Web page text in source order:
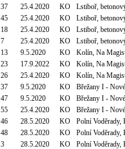
37 25.4.2020 KO
Lstiboř,
45 25.4.2020 KO
Lstiboř,
18 25.4.2020 KO
Lstiboř,
7 25.4.2020 KO
Lstiboř,
13 9.5.2020 KO
Kolín, Na
23 17.9.2022 KO
Kolín, Na
26 25.4.2020 KO
Kolín, Na
37 9.5.2020 KO
Břežany I -
47 9.5.2020 KO
Břežany I -
55 25.4.2020 KO
Břežany I -
46 28.5.2020 KO
Polní Voděrady,
48 28.5.2020 KO
Polní Voděrady,
3 28.5.2020 KO
Polní Voděrady,